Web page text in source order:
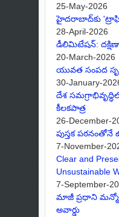
25-May-2026
హైదరాబాద్‌కు
28-April-2026
డీలిమిటేషన్:
20-March-2026
యువత సంపద
30-January-
దేశ
కీలకపాత్ర
26-December-
పుస్తక
7-November-
Clear and
Unsustainable
7-September-
మాజీ ప్రధాని
అవార్డు